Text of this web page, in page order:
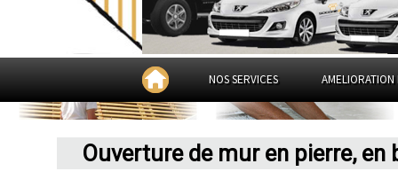
NOS SERVICES AMELIORATION
Ouverture de mur en pierre,